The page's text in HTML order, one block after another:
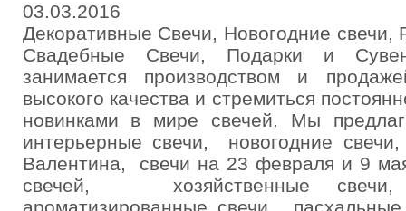
03.03.2016
Декоративные Свечи, Новогодние
Свадебные Свечи, Подарки и
занимается производством и
высокого качества и стремиться
новинками в мире свечей. Мы
интерьерные свечи, новогодние
Валентина, свечи на 23 февраля и 9
свечей, хозяйственные